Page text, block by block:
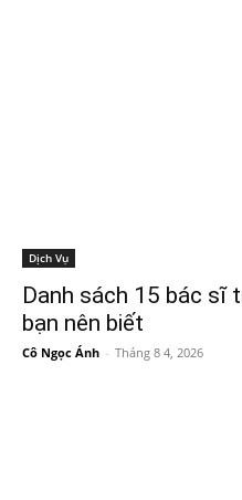
Dịch Vụ
Danh sách 15 bác sĩ
bạn nên biết
Cô Ngọc Ánh - Tháng 8 4, 2026